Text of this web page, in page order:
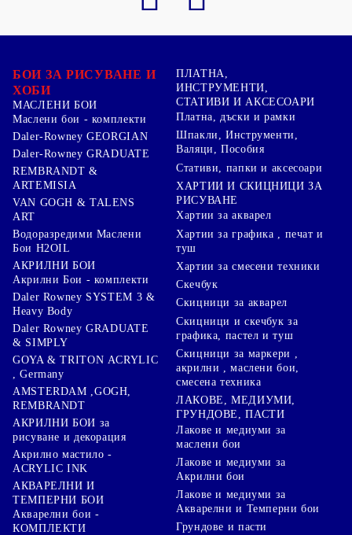
БОИ ЗА РИСУВАНЕ И
ХОБИ
МАСЛЕНИ БОИ
Маслени бои - комплекти
Daler-Rowney GEORGIAN
Daler-Rowney GRADUATE
REMBRANDT &
ARTEMISIA
VAN GOGH & TALENS
ART
Водоразредими Маслени
Бои H2OIL
АКРИЛНИ БОИ
Акрилни Бои - комплекти
Daler Rowney SYSTEM 3 &
Heavy Body
Daler Rowney GRADUATE
& SIMPLY
GOYA & TRITON АCRYLIC
, Germany
AMSTERDAM ,GOGH,
REMBRANDT
АКРИЛНИ БОИ за
рисуване и декорация
Акрилно мастило -
ACRYLIC INK
АКВАРЕЛНИ И
ТЕМПЕРНИ БОИ
Акварелни бои -
КОМПЛЕКТИ
ПЛАТНА,
ИНСТРУМЕНТИ,
СТАТИВИ И АКСЕСОАРИ
Платна, дъски и рамки
Шпакли, Инструменти,
Валяци, Пособия
Стативи, папки и аксесоари
ХАРТИИ И СКИЦНИЦИ ЗА
РИСУВАНЕ
Хартии за акварел
Хартии за графика , печат и
туш
Хартии за смесени техники
Скечбук
Скицници за акварел
Скицници и скечбук за
графика, пастел и туш
Скицници за маркери ,
акрилни , маслени бои,
смесена техника
ЛАКОВЕ, МЕДИУМИ,
ГРУНДОВЕ, ПАСТИ
Лакове и медиуми за
маслени бои
Лакове и медиуми за
Акрилни бои
Лакове и медиуми за
Акварелни и Темперни бои
Грундове и пасти